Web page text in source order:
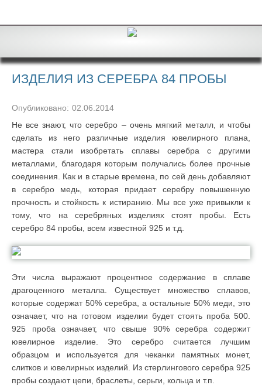
ИЗДЕЛИЯ ИЗ СЕРЕБРА 84 ПРОБЫ
Опубликовано: 02.06.2014
Не все знают, что серебро – очень мягкий металл, и чтобы
сделать из него различные изделия ювелирного плана,
мастера стали изобретать сплавы серебра с другими
металлами, благодаря которым получались более прочные
соединения. Как и в старые времена, по сей день добавляют
в серебро медь, которая придает серебру повышенную
прочность и стойкость к истиранию. Мы все уже привыкли к
тому, что на серебряных изделиях стоят пробы. Есть
серебро 84 пробы, всем известной 925 и т.д.
Эти числа выражают процентное содержание в сплаве
драгоценного металла. Существует множество сплавов,
которые содержат 50% серебра, а остальные 50% меди, это
означает, что на готовом изделии будет стоять проба 500.
925 проба означает, что свыше 90% серебра содержит
ювелирное изделие. Это серебро считается лучшим
образцом и используется для чеканки памятных монет,
слитков и ювелирных изделий. Из стерлингового серебра 925
пробы создают цепи, браслеты, серьги, кольца и т.п.